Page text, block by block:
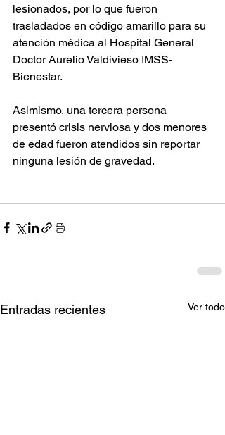
lesionados, por lo que fueron
trasladados en código amarillo para su
atención médica al Hospital General
Doctor Aurelio Valdivieso IMSS-
Bienestar.
Asimismo, una tercera persona
presentó crisis nerviosa y dos menores
de edad fueron atendidos sin reportar
ninguna lesión de gravedad.
Entradas recientes Ver todo